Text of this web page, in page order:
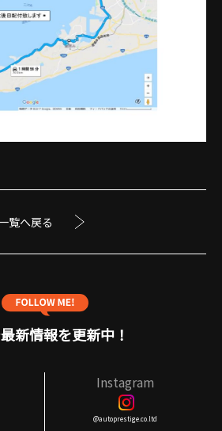
覧へ戻る
新情報を更新中！
Instagram
@autoprestige.co.ltd